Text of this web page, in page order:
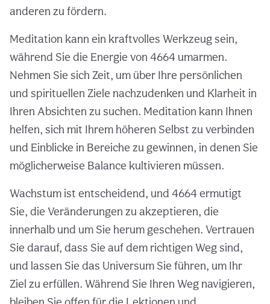
anderen zu fördern.
Meditation kann ein kraftvolles Werkzeug sein,
während Sie die Energie von 4664 umarmen.
Nehmen Sie sich Zeit, um über Ihre persönlichen
und spirituellen Ziele nachzudenken und Klarheit in
Ihren Absichten zu suchen. Meditation kann Ihnen
helfen, sich mit Ihrem höheren Selbst zu verbinden
und Einblicke in Bereiche zu gewinnen, in denen Sie
möglicherweise Balance kultivieren müssen.
Wachstum ist entscheidend, und 4664 ermutigt
Sie, die Veränderungen zu akzeptieren, die
innerhalb und um Sie herum geschehen. Vertrauen
Sie darauf, dass Sie auf dem richtigen Weg sind,
und lassen Sie das Universum Sie führen, um Ihr
Ziel zu erfüllen. Während Sie Ihren Weg navigieren,